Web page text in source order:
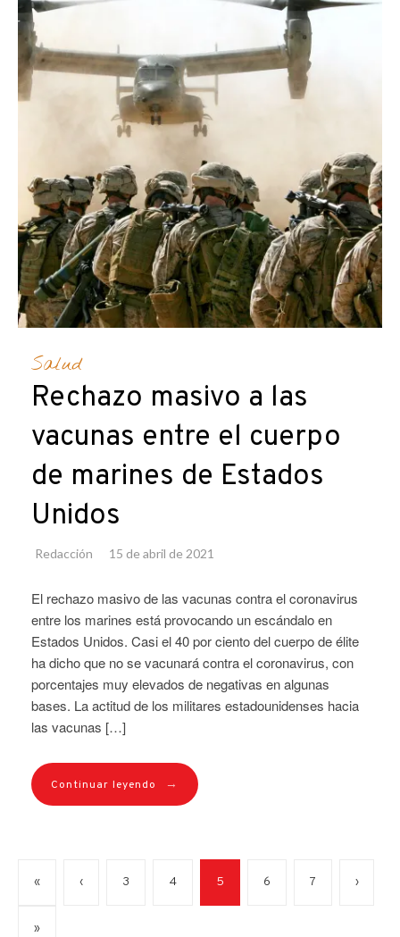
Salud
Rechazo masivo a las
vacunas entre el cuerpo
de marines de Estados
Unidos
Redacción 15 de abril de 2021
El rechazo masivo de las vacunas contra el coronavirus
entre los marines está provocando un escándalo en
Estados Unidos. Casi el 40 por ciento del cuerpo de élite
ha dicho que no se vacunará contra el coronavirus, con
porcentajes muy elevados de negativas en algunas
bases. La actitud de los militares estadounidenses hacia
las vacunas […]
Continuar leyendo →
« ‹ 3 4 5 6 7 ›
»